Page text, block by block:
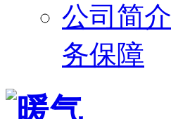
公司简介
务保障